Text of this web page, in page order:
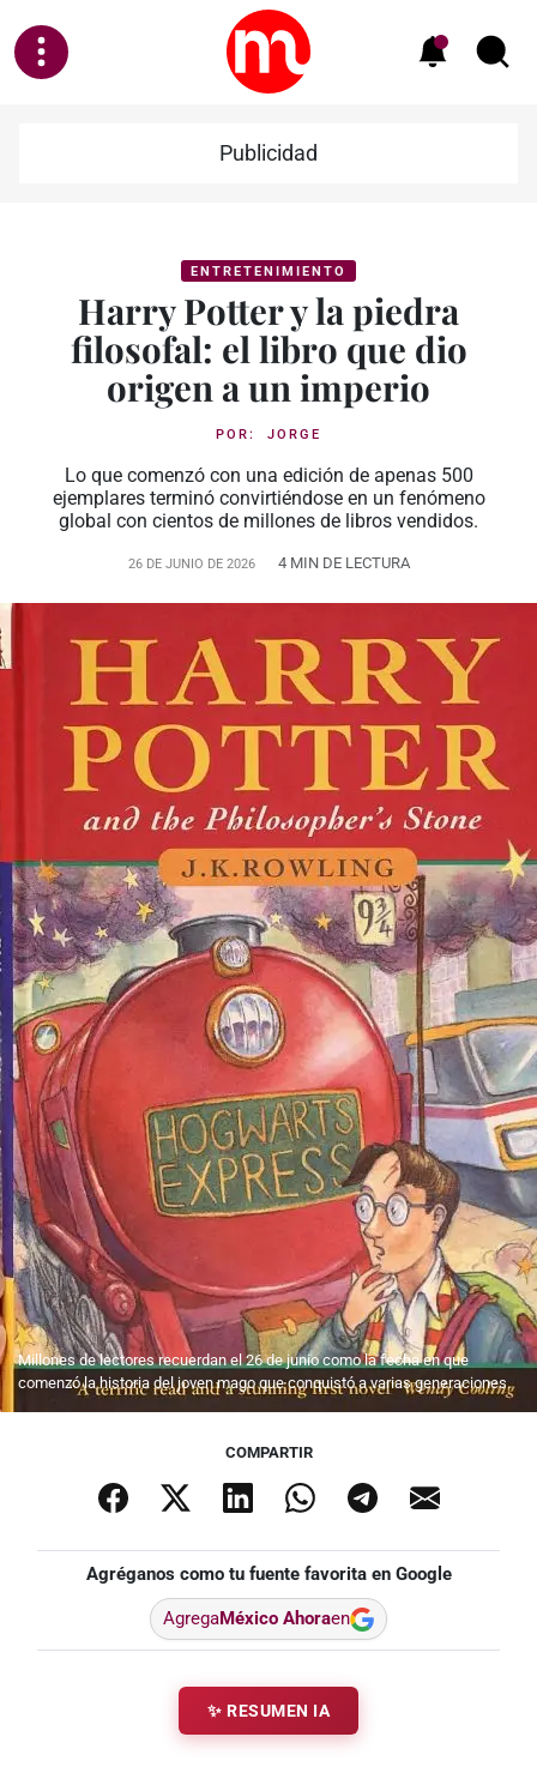
Publicidad
ENTRETENIMIENTO
Harry Potter y la piedra
filosofal: el libro que dio
origen a un imperio
POR: JORGE
Lo que comenzó con una edición de apenas 500
ejemplares terminó convirtiéndose en un fenómeno
global con cientos de millones de libros vendidos.
26 DE JUNIO DE 2026 4 MIN DE LECTURA
Millones de lectores recuerdan el 26 de junio como la fecha en que
comenzó la historia del joven mago que conquistó a varias generaciones.
COMPARTIR
Agréganos como tu fuente favorita en Google
AgregaMéxico Ahoraen
✨ RESUMEN IA